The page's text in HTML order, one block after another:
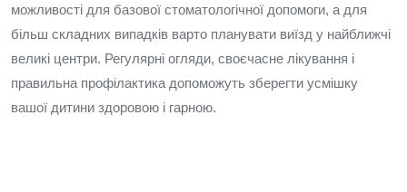
можливості для базової стоматологічної допомоги, а для
більш складних випадків варто планувати виїзд у найближчі
великі центри. Регулярні огляди, своєчасне лікування і
правильна профілактика допоможуть зберегти усмішку
вашої дитини здоровою і гарною.